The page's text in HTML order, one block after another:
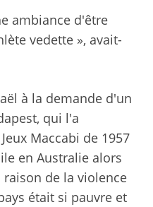
ambiance d'être
vedette », avait-
à la demande d'un
qui l'a
Maccabi de 1957
en Australie alors
de la violence
était si pauvre et